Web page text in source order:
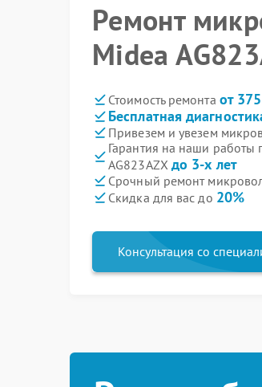
Ремонт
Midea
Стоимость ремонта от
Бесплатная
Привезем и увезем
Гарантия на наши
AG823AZX до 3-х лет
Срочный ремонт
Скидка для вас до 20%
Консультация со